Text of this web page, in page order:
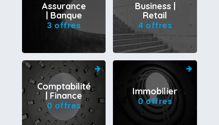
Assurance
| Banque
3 offres
Business |
Retail
4 offres
Comptabilité
| Finance
0 offres
Immobilier
0 offres